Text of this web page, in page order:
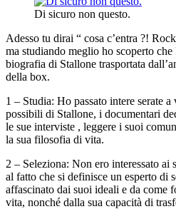
Di sicuro non questo.
Adesso tu dirai “ cosa c’entra ?!
ma studiando meglio ho scoperto
biografia di Stallone trasportata
della box.
1 – Studia: Ho passato intere serate
possibili di Stallone, i documentari
le sue interviste , leggere i suoi
la sua filosofia di vita.
2 – Seleziona: Non ero interessato
al fatto che si definisce un esperto di
affascinato dai suoi ideali e da come
vita, nonché dalla sua capacità di